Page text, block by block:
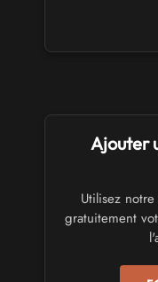
Virtual Calais
numériques
SALONS &
Trolls et
du 26 au 28 mars
CULTURE
Mang'Azur
les 24 et 25 avril
Ajouter
Utilisez notre
gratuitement